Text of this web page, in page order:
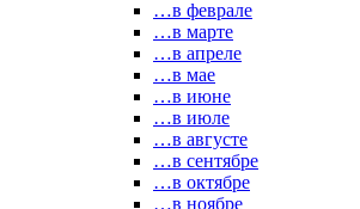
…в феврале
…в марте
…в апреле
…в мае
…в июне
…в июле
…в августе
…в сентябре
…в октябре
…в ноябре